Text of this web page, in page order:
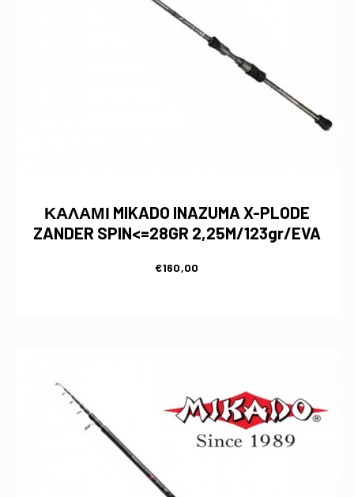
ΚΑΛΑΜΙ MIKADO INAZUMA X-PLODE
ZANDER SPIN<=28GR 2,25M/123gr/EVA
€160,00